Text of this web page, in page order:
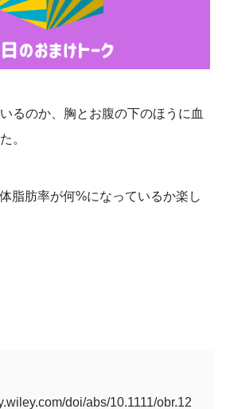
るのか、胸とお腹の下のほうに血
。
脂肪率が何%になっているか楽し
doi/abs/10.1111/obr.12